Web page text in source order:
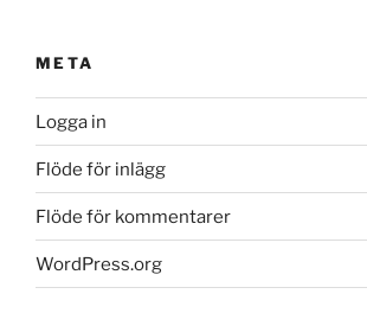
META
Logga in
Flöde för inlägg
Flöde för kommentarer
WordPress.org